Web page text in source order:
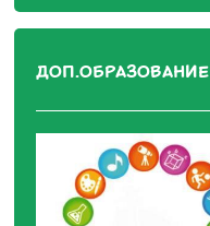
ДОП.ОБРАЗОВАНИЕ